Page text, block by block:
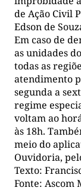
de Ação Civil
Edson de
Em caso de
as unidades
todas as
atendimento
segunda a
regime
voltam ao
às 18h.
meio do
Ouvidoria,
Texto:
Fonte: Ascom